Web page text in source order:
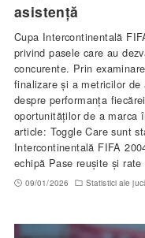
asistență
Cupa Intercontinentală
privind pasele care au
concurente. Prin
finalizare și a metricilor
despre performanța
oportunităților de a marca
article: Toggle Care sunt
Intercontinentală FIFA
echipă Pase reușite și
09/01/2026 Statistici ale